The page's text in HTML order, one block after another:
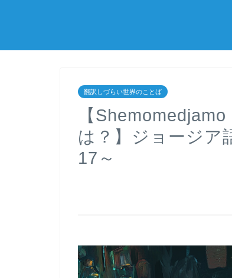
翻訳しづらい世界のことば
【
は？】ジョージア
17～